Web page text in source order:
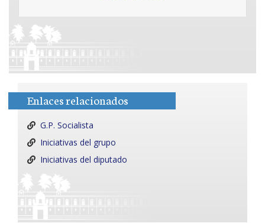
Enlaces relacionados
G.P. Socialista
Iniciativas del grupo
Iniciativas del diputado